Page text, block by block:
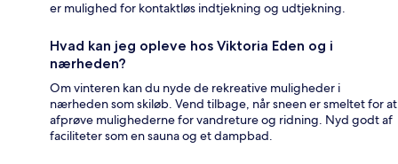
er mulighed for kontaktløs indtjekning og udtjekning.
Hvad kan jeg opleve hos Viktoria Eden og i
nærheden?
Om vinteren kan du nyde de rekreative muligheder i
nærheden som skiløb. Vend tilbage, når sneen er smeltet for at
afprøve mulighederne for vandreture og ridning. Nyd godt af
faciliteter som en sauna og et dampbad.